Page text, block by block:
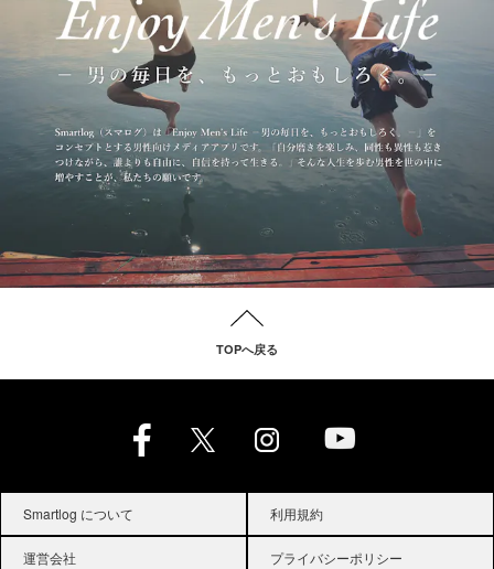
TOPへ戻る
Smartlog について 利用規約
運営会社 プライバシーポリシー